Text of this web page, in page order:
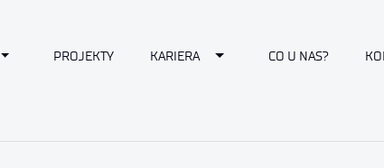
Toggle Dropdown
PROJEKTY KARIERA Toggle Dropdown
CO U NAS?